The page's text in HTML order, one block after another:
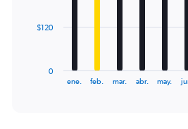
The
ene. feb. mar. abr. may.
0
$120